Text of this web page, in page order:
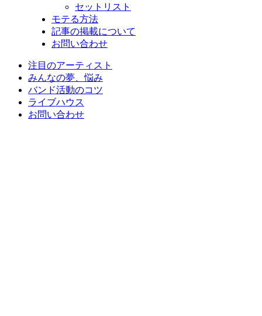
セットリスト
モテる方法
記事の掲載について
お問い合わせ
注目のアーティスト
みんなの夢、悩み
バンド活動のコツ
ライブハウス
お問い合わせ